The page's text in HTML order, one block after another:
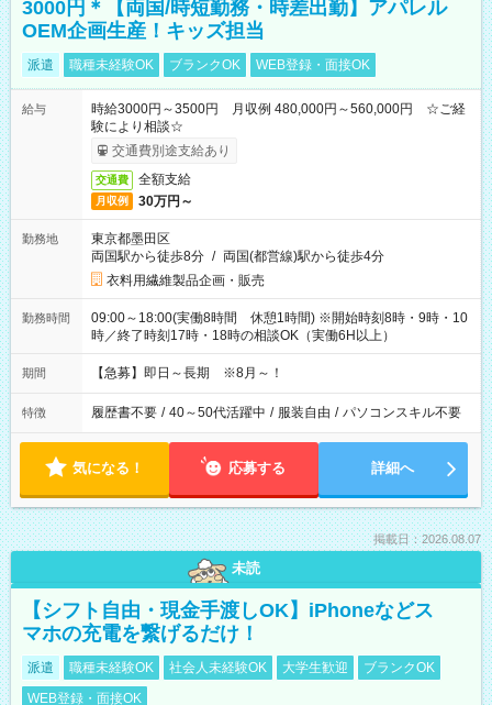
3000円＊【両国/時短勤務・時差出勤】アパレル
OEM企画生産！キッズ担当
派遣 職種未経験OK ブランクOK WEB登録・面接OK
給与
時給3000円～3500円 月収例 480,000円～560,000円 ☆ご経
験により相談☆
交通費別途支給あり
交通費 全額支給
月収例 30万円～
勤務地
東京都墨田区
両国駅から徒歩8分 / 両国(都営線)駅から徒歩4分
衣料用繊維製品企画・販売
勤務時間
09:00～18:00(実働8時間 休憩1時間) ※開始時刻8時・9時・10
時／終了時刻17時・18時の相談OK（実働6H以上）
期間 【急募】即日～長期 ※8月～！
特徴 履歴書不要 / 40～50代活躍中 / 服装自由 / パソコンスキル不要
気になる！ 応募する 詳細へ
掲載日：2026.08.07
未読
【シフト自由・現金手渡しOK】iPhoneなどス
マホの充電を繋げるだけ！
派遣 職種未経験OK 社会人未経験OK 大学生歓迎
ブランクOK
WEB登録・面接OK